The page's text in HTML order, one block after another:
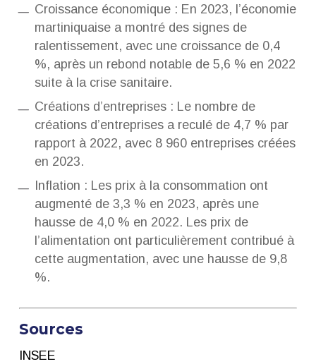
Croissance économique : En 2023, l’économie
martiniquaise a montré des signes de
ralentissement, avec une croissance de 0,4
%, après un rebond notable de 5,6 % en 2022
suite à la crise sanitaire.
Créations d’entreprises : Le nombre de
créations d’entreprises a reculé de 4,7 % par
rapport à 2022, avec 8 960 entreprises créées
en 2023.
Inflation : Les prix à la consommation ont
augmenté de 3,3 % en 2023, après une
hausse de 4,0 % en 2022. Les prix de
l’alimentation ont particulièrement contribué à
cette augmentation, avec une hausse de 9,8
%.
Sources
INSEE